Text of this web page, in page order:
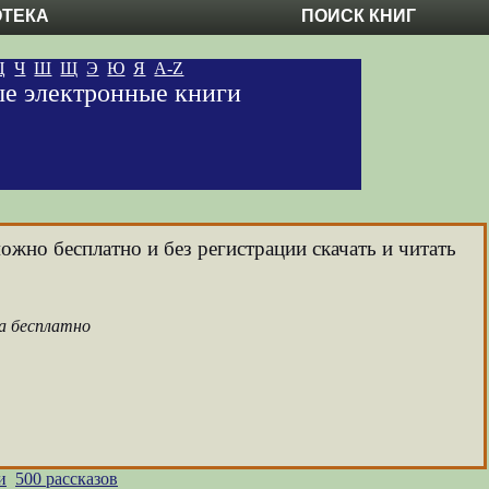
ПОИСК КНИГ
Ч Ш Щ Э Ю Я A-Z
электронные книги
бесплатно и без регистрации скачать и читать
бесплатно
500 рассказов